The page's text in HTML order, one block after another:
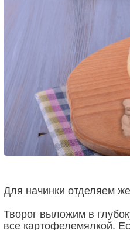
Для начинки отделяем
Творог выложим в
все картофелемялкой.